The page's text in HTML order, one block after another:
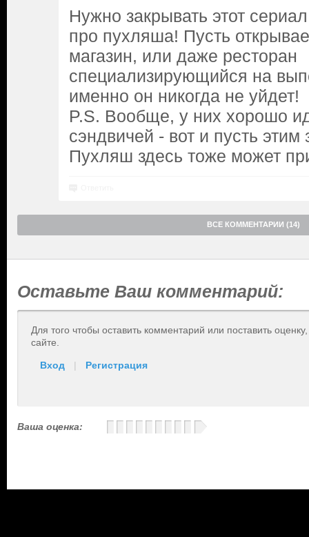
Нужно закрывать этот
про пухляша! Пусть
магазин, или даже ресторан
специализирующийся на
именно он никогда не уйдет!
P.S. Вообще, у них хорошо
сэндвичей - вот и пусть
Пухляш здесь тоже может
ВСЕ КОММЕНТАРИИ (14)
Оставьте Ваш комментарий:
Для того чтобы оставить комментарий или поставить
сайте.
Вход | Регистрация
Ваша оценка: